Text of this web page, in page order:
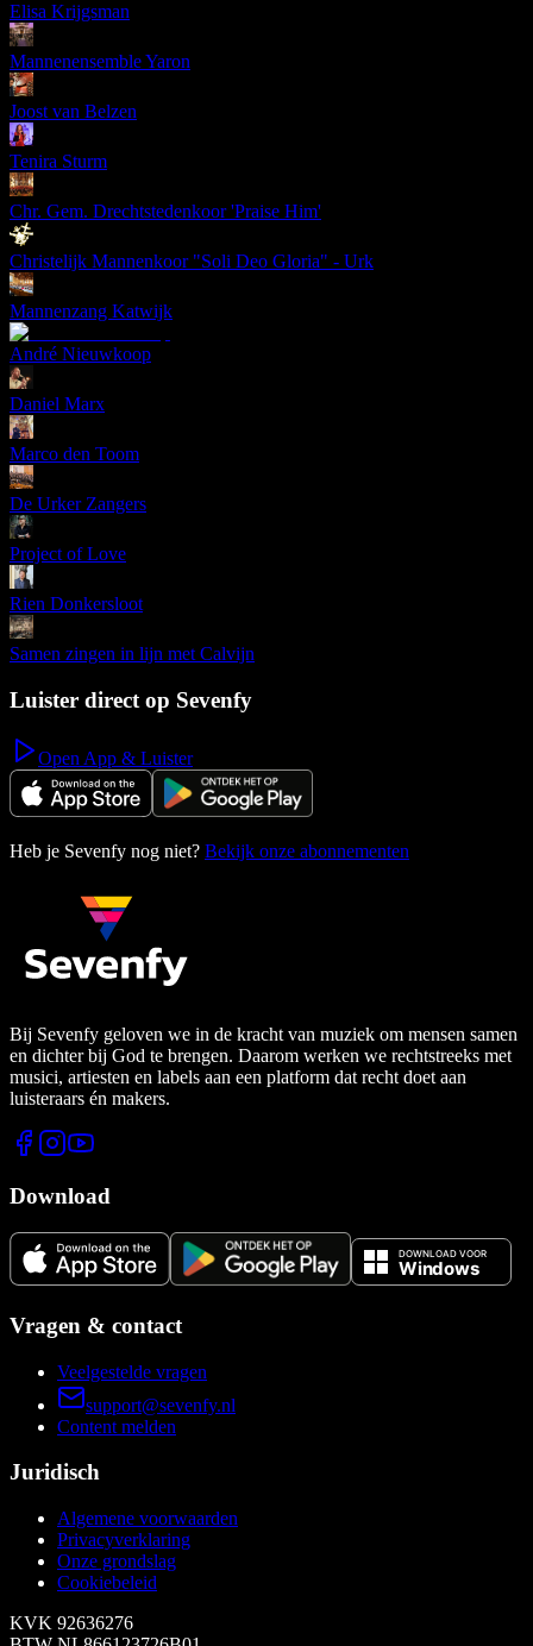
Elisa Krijgsman
Mannenensemble Yaron
Joost van Belzen
Tenira Sturm
Chr. Gem. Drechtstedenkoor 'Praise Him'
Christelijk Mannenkoor "Soli Deo Gloria" - Urk
Mannenzang Katwijk
André Nieuwkoop
Daniel Marx
Marco den Toom
De Urker Zangers
Project of Love
Rien Donkersloot
Samen zingen in lijn met Calvijn
Luister direct op Sevenfy
Open App & Luister
Heb je Sevenfy nog niet? Bekijk onze abonnementen
Bij Sevenfy geloven we in de kracht van muziek om mensen samen
en dichter bij God te brengen. Daarom werken we rechtstreeks met
musici, artiesten en labels aan een platform dat recht doet aan
luisteraars én makers.
Download
Vragen & contact
Veelgestelde vragen
support@sevenfy.nl
Content melden
Juridisch
Algemene voorwaarden
Privacyverklaring
Onze grondslag
Cookiebeleid
KVK 92636276